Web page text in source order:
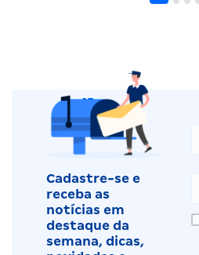
Cadastre-se e
receba as
notícias em
destaque da
semana, dicas,